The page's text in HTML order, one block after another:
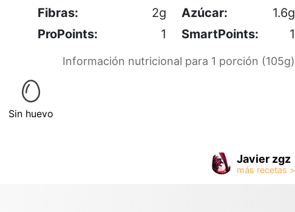
Fibras:
2g Azúcar:
1.6g
ProPoints:
1 SmartPoints: 1
Información nutricional para 1 porción (105g)
Sin huevo
Javier zgz